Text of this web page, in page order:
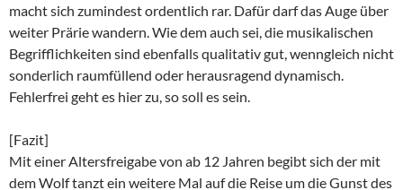
macht sich zumindest ordentlich rar. Dafür darf das Auge über
weiter Prärie wandern. Wie dem auch sei, die musikalischen
Begrifflichkeiten sind ebenfalls qualitativ gut, wenngleich nicht
sonderlich raumfüllend oder herausragend dynamisch.
Fehlerfrei geht es hier zu, so soll es sein.
[Fazit]
Mit einer Altersfreigabe von ab 12 Jahren begibt sich der mit
dem Wolf tanzt ein weitere Mal auf die Reise um die Gunst des